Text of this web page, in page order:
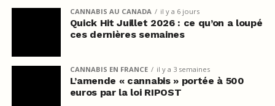
CANNABIS AU CANADA il y a 6 jours
Quick Hit Juillet 2026 : ce qu’on a loupé
ces dernières semaines
CANNABIS EN FRANCE il y a 3 semaines
L’amende « cannabis » portée à 500
euros par la loi RIPOST